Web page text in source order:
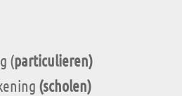
(particulieren)
(scholen)